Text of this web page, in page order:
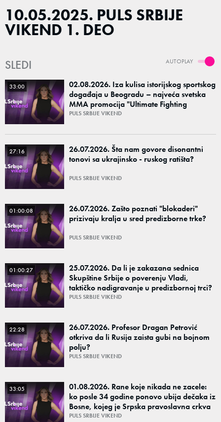
10.05.2025. PULS SRBIJE
VIKEND 1. DEO
AUTOPLAY
SLEDI
33:00
02.08.2026. Iza kulisa istorijskog sportskog
događaja u Beogradu – najveća svetska
MMA promocija "Ultimate Fighting
Championship"
PULS SRBIJE VIKEND
27:16
26.07.2026. Šta nam govore disonantni
tonovi sa ukrajinsko - ruskog ratišta?
PULS SRBIJE VIKEND
01:00:08
26.07.2026. Zašto poznati "blokaderi"
prizivaju kralja u sred predizborne trke?
PULS SRBIJE VIKEND
01:00:27
25.07.2026. Da li je zakazana sednica
Skupštine Srbije o poverenju Vladi,
taktičko nadigravanje u predizbornoj trci?
PULS SRBIJE VIKEND
22:28
26.07.2026. Profesor Dragan Petrović
otkriva da li Rusija zaista gubi na bojnom
polju?
PULS SRBIJE VIKEND
33:05
01.08.2026. Rane koje nikada ne zacele:
ko posle 34 godine ponovo ubija dečaka iz
Bosne, kojeg je Srpska pravoslavna crkva
proglasila svetim novomučenikom?
PULS SRBIJE VIKEND